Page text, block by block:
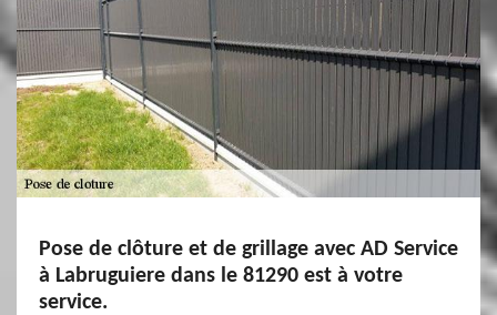
Pose de clôture et de grillage avec AD Service
à Labruguiere dans le 81290 est à votre
service.